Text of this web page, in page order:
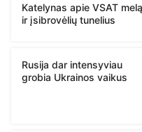
Katelynas apie VSAT melą
ir įsibrovėlių tunelius
Rusija dar intensyviau
grobia Ukrainos vaikus